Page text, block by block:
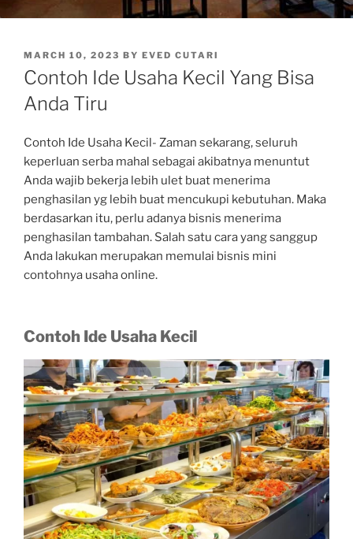
POSTED
ON
MARCH 10, 2023 BY EVED CUTARI
Contoh Ide Usaha Kecil Yang Bisa
Anda Tiru
Contoh Ide Usaha Kecil- Zaman sekarang, seluruh
keperluan serba mahal sebagai akibatnya menuntut
Anda wajib bekerja lebih ulet buat menerima
penghasilan yg lebih buat mencukupi kebutuhan. Maka
berdasarkan itu, perlu adanya bisnis menerima
penghasilan tambahan. Salah satu cara yang sanggup
Anda lakukan merupakan memulai bisnis mini
contohnya usaha online.
Contoh Ide Usaha Kecil